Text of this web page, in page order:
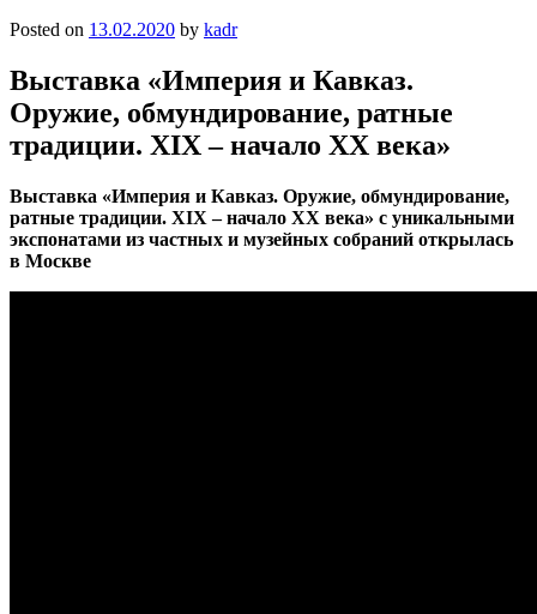
Posted on 13.02.2020 by kadr
Выставка «Империя и Кавказ.
Оружие, обмундирование, ратные
традиции. XIX – начало XX века»
Выставка «Империя и Кавказ. Оружие, обмундирование,
ратные традиции. XIX – начало XX века» с уникальными
экспонатами из частных и музейных собраний открылась
в Москве